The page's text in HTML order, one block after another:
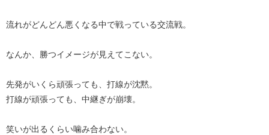
流れがどんどん悪くなる中で戦っている交流戦。
なんか、勝つイメージが見えてこない。
先発がいくら頑張っても、打線が沈黙。
打線が頑張っても、中継ぎが崩壊。
笑いが出るくらい噛み合わない。